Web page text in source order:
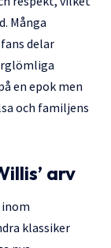
Många
delar
en epok men
och familjens
arv
klassiker